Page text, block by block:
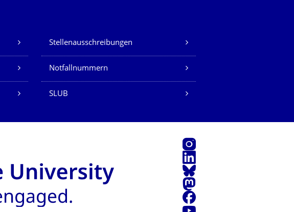
Stellenausschreibungen
Notfallnummern
SLUB
Instagram
LinkedIn
Bluesky
Mastodon
Facebook
Youtube